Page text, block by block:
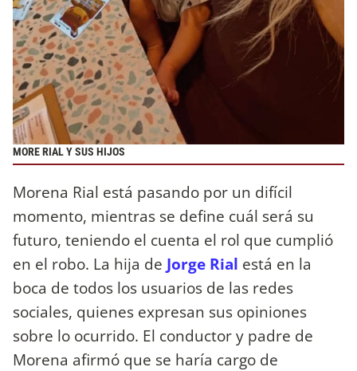
MORE RIAL Y SUS HIJOS
Morena Rial está pasando por un difícil
momento, mientras se define cuál será su
futuro, teniendo el cuenta el rol que cumplió
en el robo. La hija de Jorge Rial está en la
boca de todos los usuarios de las redes
sociales, quienes expresan sus opiniones
sobre lo ocurrido. El conductor y padre de
Morena afirmó que se haría cargo de